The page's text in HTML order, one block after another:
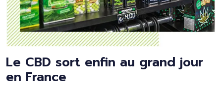
Le CBD sort enfin au grand jour
en France